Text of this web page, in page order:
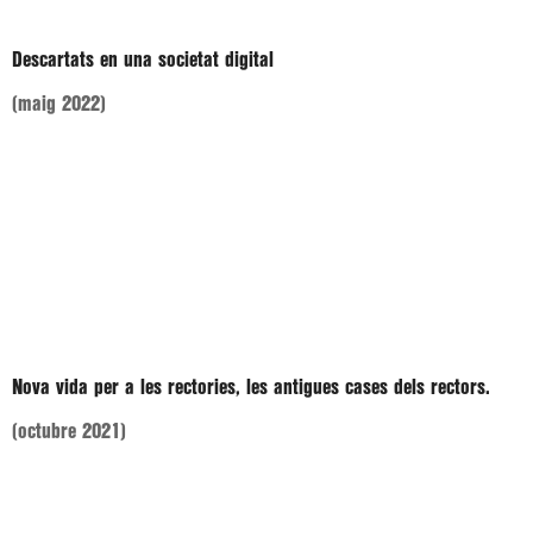
Descartats en una societat digital
(maig 2022)
Nova vida per a les rectories, les antigues cases dels rectors.
(octubre 2021)